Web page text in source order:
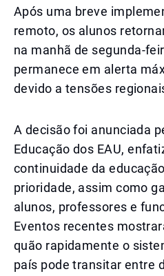
Após uma breve
remoto, os alunos
na manhã de segunda-
permanece em alerta
devido a tensões
A decisão foi anunciada
Educação dos EAU,
continuidade da
prioridade, assim como
alunos, professores e
Eventos recentes
quão rapidamente o
país pode transitar entre